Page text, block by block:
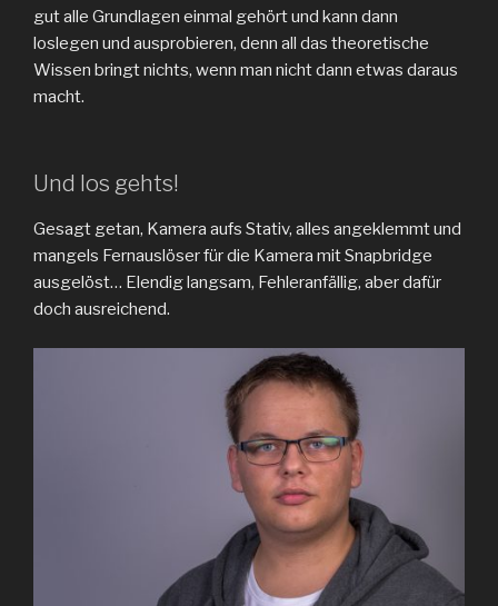
gut alle Grundlagen einmal gehört und kann dann
loslegen und ausprobieren, denn all das theoretische
Wissen bringt nichts, wenn man nicht dann etwas daraus
macht.
Und los gehts!
Gesagt getan, Kamera aufs Stativ, alles angeklemmt und
mangels Fernauslöser für die Kamera mit Snapbridge
ausgelöst… Elendig langsam, Fehleranfällig, aber dafür
doch ausreichend.